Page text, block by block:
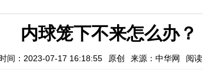
内球笼下不来怎么办？
间：2023-07-17 16:18:55 原创 来源：中华网 阅